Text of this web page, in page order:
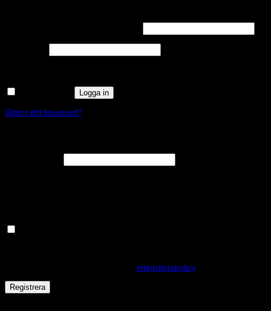
Logga in
Glömt ditt lösenord?
integritetspolicy.
Registrera